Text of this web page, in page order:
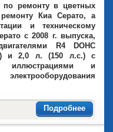
по ремонту в цветных
Киа Серато, а
и техническому
с 2008 г. выпуска,
R4 DOHC
и 2,0 л. (150 л.с.) с
иллюстрациями и
Подробнее